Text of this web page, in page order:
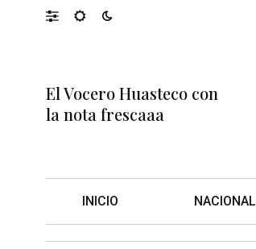
El Vocero Huasteco con
la nota frescaaa
INICIO NACIONAL